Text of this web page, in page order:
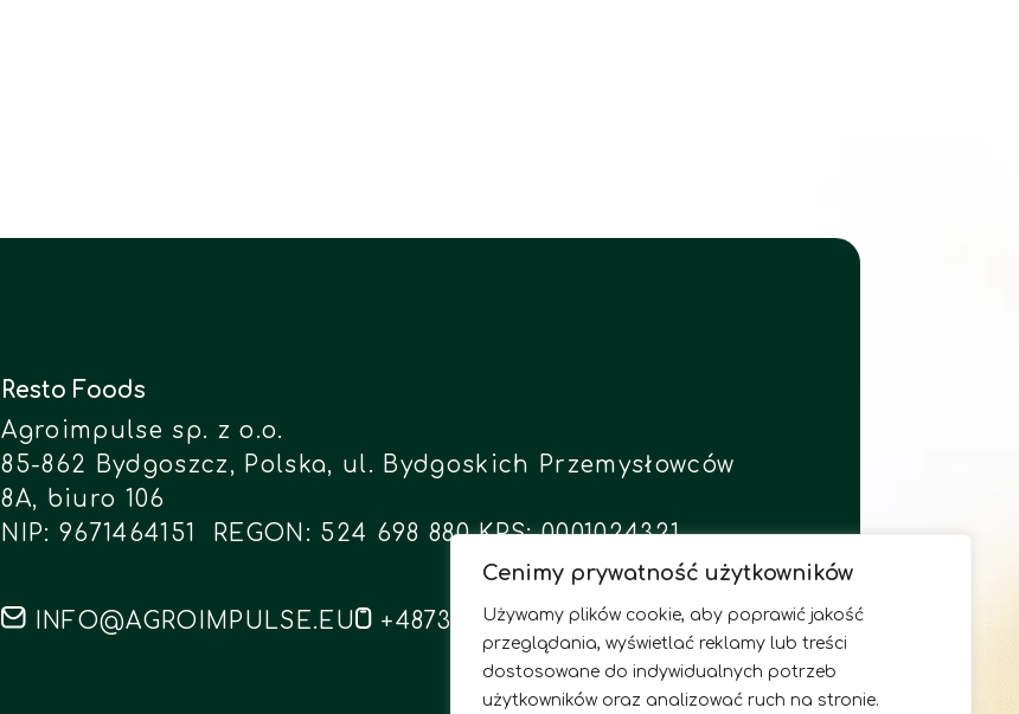
Cenimy prywatność użytkowników
Używamy plików cookie, aby poprawić jakość
przeglądania, wyświetlać reklamy lub treści
dostosowane do indywidualnych potrzeb
użytkowników oraz analizować ruch na stronie.
Resto Foods
Agroimpulse sp. z o.o.
85-862 Bydgoszcz, Polska, ul. Bydgoskich Przemysłowców
8A, biuro 106
NIP: 9671464151 REGON: 524 698 880 KRS: 0001024321
INFO@AGROIMPULSE.EU +48731048261